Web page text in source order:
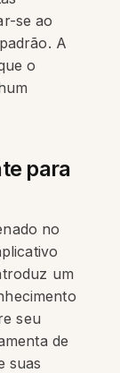
se ao
A
o
para
no
um
seu
de
suas